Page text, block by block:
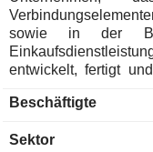
sowie in der
entwickelt, fertigt
andere Standard-
Gewebe. Das
Beschäftigte
Sektor